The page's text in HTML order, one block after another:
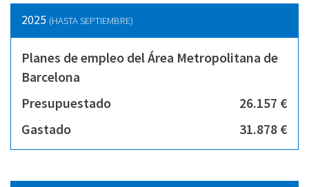
2025 (HASTA SEPTIEMBRE)
Planes de empleo del Área Metropolitana de
Barcelona
Presupuestado
26.157 €
Gastado
31.878 €